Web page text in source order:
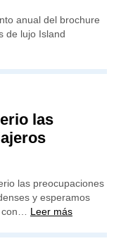
anual del brochure
de lujo Island
las
las preocupaciones
y esperamos
con… Leer más